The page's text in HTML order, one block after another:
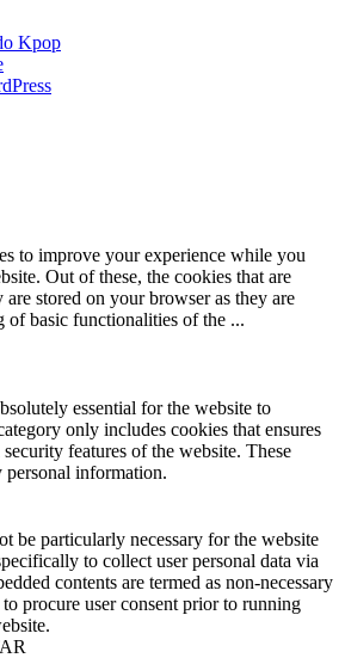
Kpop
to improve your experience while you
Out of these, the cookies that are
are stored on your browser as they are
of basic functionalities of the ...
essential for the website to
only includes cookies that ensures
features of the website. These
personal information.
be particularly necessary for the website
to collect user personal data via
contents are termed as non-necessary
procure user consent prior to running